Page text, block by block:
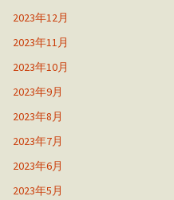
2023年12月
2023年11月
2023年10月
2023年9月
2023年8月
2023年7月
2023年6月
2023年5月